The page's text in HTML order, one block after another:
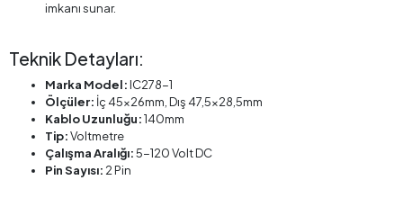
imkanı sunar.
Teknik Detayları:
Marka Model:IC278-1
Ölçüler: İç 45x26mm, Dış 47,5x28,5mm
Kablo Uzunluğu:140mm
Tip:Voltmetre
Çalışma Aralığı:5-120 Volt DC
Pin Sayısı: 2 Pin